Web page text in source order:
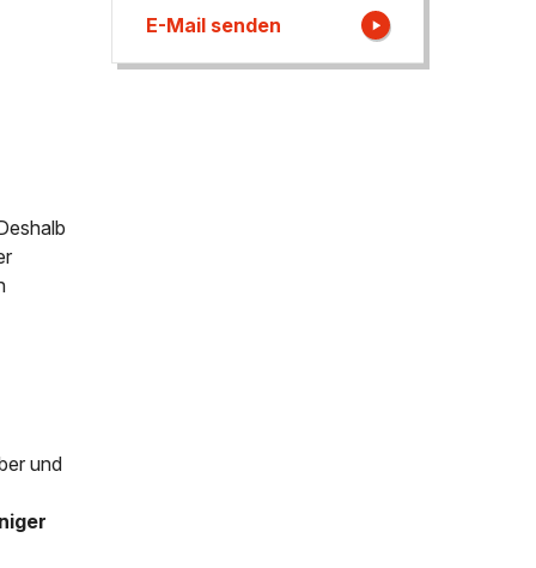
und
E-Mail senden